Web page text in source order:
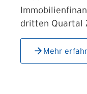
dritten Quartal
Mehr